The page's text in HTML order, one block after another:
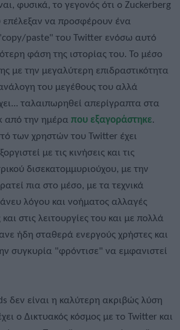
φυσικά, το γεγονός ότι ο Zuckerberg
επέλεξαν να προσφέρουν ένα
"copy/paste" του Twitter ενόσω αυτό
φάση της ιστορίας του. Το μέσο
με την μεγαλύτερη επιδραστικότητα
του μεγέθους του αλλά
ταλαιπωρηθεί απερίγραπτα στα
από την ημέρα που εξαγοράστηκε.
των χρηστών του Twitter έχει
με τις κινήσεις και τις
δισεκατομμυριούχου, με την
πια στο μέσο, με τα τεχνικά
λόγου και νοήματος αλλαγές
στις λειτουργίες του και με πολλά
ήδη σταθερά ενεργούς χρήστες και
συγκυρία "φρόντισε" να εμφανιστεί
δεν είναι η καλύτερη ακριβώς λύση
ο Δικτυακός κόσμος με το Twitter και